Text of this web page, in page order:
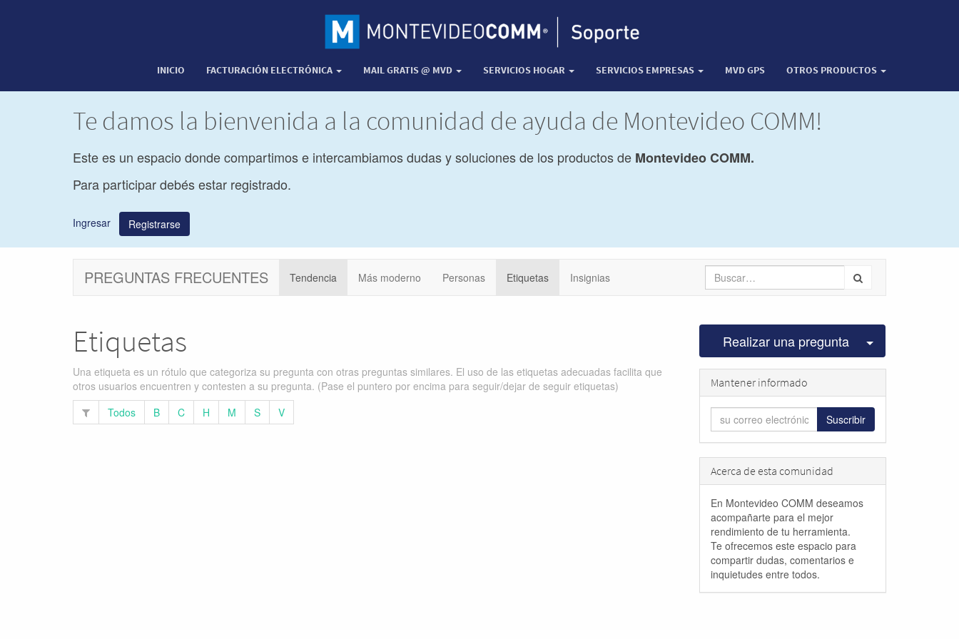
INICIO FACTURACIÓN ELECTRÓNICA MAIL GRATIS @ MVD SERVICIOS HOGAR SERVICIOS EMPRESAS MVD GPS OTROS PRODUCTOS
Te damos la bienvenida a la comunidad de ayuda de Montevideo COMM!
Este es un espacio donde compartimos e intercambiamos dudas y soluciones de los productos de Montevideo COMM.
Para participar debés estar registrado.
Ingresar Registrarse
PREGUNTAS FRECUENTES Tendencia Más moderno Personas Etiquetas Insignias
Etiquetas
Una etiqueta es un rótulo que categoriza su pregunta con otras preguntas similares. El uso de las etiquetas adecuadas facilita que
otros usuarios encuentren y contesten a su pregunta. (Pase el puntero por encima para seguir/dejar de seguir etiquetas)
Todos
B C H M S V
Realizar una pregunta Seleccionar
Mantener informado
Suscribir
Acerca de esta comunidad
En Montevideo COMM deseamos
acompañarte para el mejor
rendimiento de tu herramienta.
Te ofrecemos este espacio para
compartir dudas, comentarios e
inquietudes entre todos.